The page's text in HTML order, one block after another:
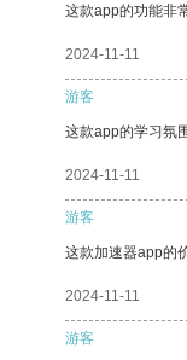
这款app的功能非
2024-11-11
游客
这款app的学习氛
2024-11-11
游客
这款加速器app的
2024-11-11
游客